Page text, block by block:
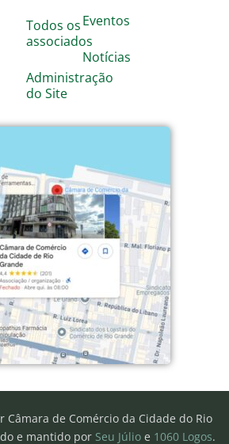
Todos os
associados
Administração
do Site
Eventos
Notícias
Câmara de Comércio da Cidade do Rio
e mantido por Seu Júlio e 1060 Logos.